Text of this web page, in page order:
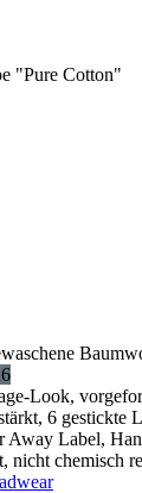
"Pure Cotton"
Look,
6 gestickte
Away Label,
nicht chemisch